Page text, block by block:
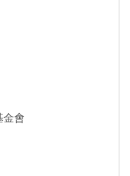
金會